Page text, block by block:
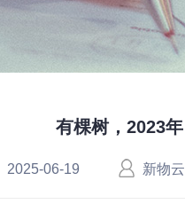
有棵树，2023年
2025-06-19 新物云